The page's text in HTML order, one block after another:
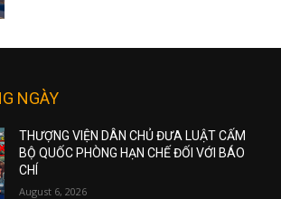
NGÀY
THƯỢNG VIỆN DÂN CHỦ ĐƯA LUẬT CẤM
BỘ QUỐC PHÒNG HẠN CHẾ ĐỐI VỚI BÁO
CHÍ
August 6, 2026